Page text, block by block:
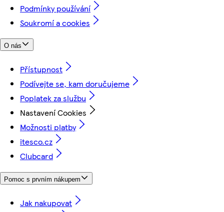
Podmínky používání
Soukromí a cookies
O nás
Přístupnost
Podívejte se, kam doručujeme
Poplatek za službu
Nastavení Cookies
Možnosti platby
itesco.cz
Clubcard
Pomoc s prvním nákupem
Jak nakupovat